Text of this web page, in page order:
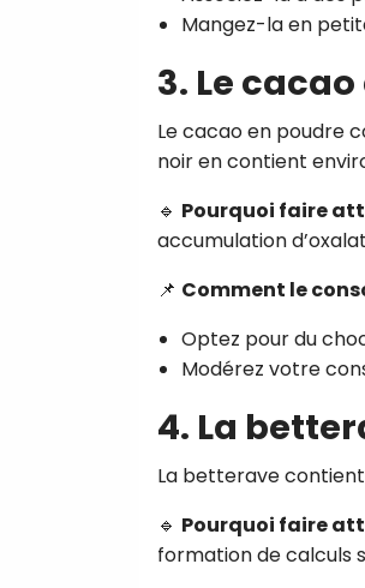
Mangez-la en
3. Le
Le cacao en poudre
noir en contient
🔹 Pourquoi faire
accumulation
📌 Comment le
Optez pour du
Modérez votre
4. La
La betterave
🔹 Pourquoi faire
formation de calculs